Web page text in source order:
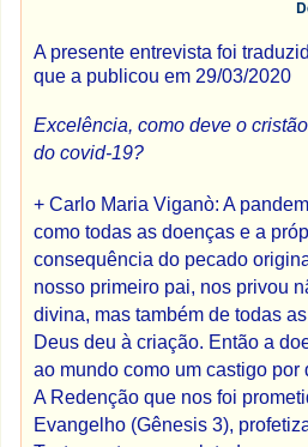
A presente entrevista foi
que a publicou em 29/03/2020
Excelência, como deve o
do covid-19?
+ Carlo Maria Viganò: A
como todas as doenças e a
consequência do pecado
nosso primeiro pai, nos privou
divina, mas também de todas
Deus deu à criação. Então a
ao mundo como um castigo por
A Redenção que nos foi
Evangelho (Gênesis 3),